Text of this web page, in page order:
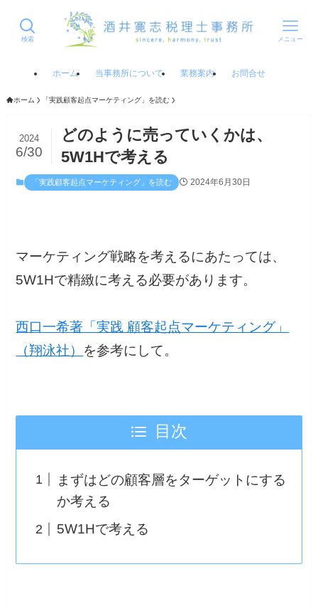
検索 メニュー
ホーム 当事務所について 業務案内 お問合せ
ホーム 「実践顧客起点マーケティング」を読む
どのように売っていくかは、
5W1Hで考える
2024
6/30
「実践顧客起点マーケティング」を読む 2024年6月30日
マーケティング戦略を考えるにあたっては、
5W1Hで精緻に考える必要があります。
西口一希著「実践 顧客起点マーケティング」
（翔泳社） を参考にして。
目次
まずはどの顧客層をターゲットにする
か考える
5W1Hで考える